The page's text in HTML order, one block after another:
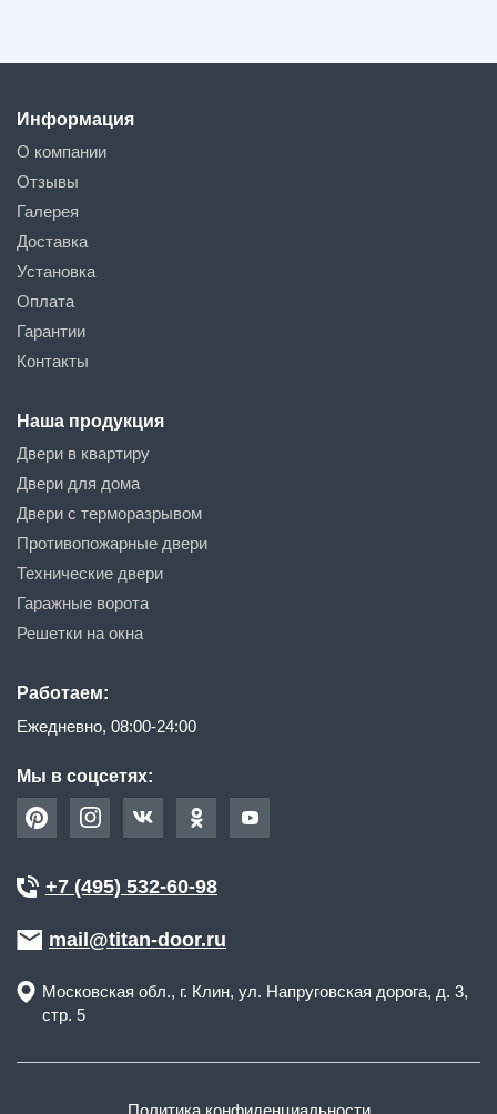
Информация
О компании
Отзывы
Галерея
Доставка
Установка
Оплата
Гарантии
Контакты
Наша продукция
Двери в квартиру
Двери для дома
Двери с терморазрывом
Противопожарные двери
Технические двери
Гаражные ворота
Решетки на окна
Работаем:
Ежедневно, 08:00-24:00
Мы в соцсетях:
+7 (495) 532-60-98
mail@titan-door.ru
Московская обл., г. Клин, ул. Напруговская дорога, д. 3,
стр. 5
Политика конфиденциальности